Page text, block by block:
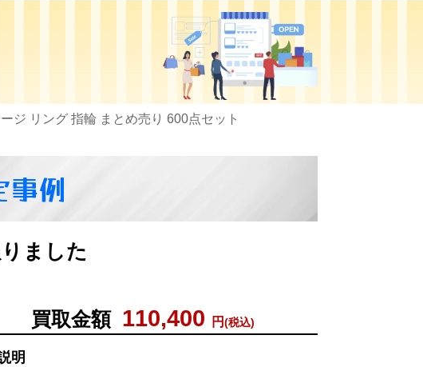
ジ リング 指輪 まとめ売り 600点セット
事例
ました
買取金額 110,400 円(税込)
明